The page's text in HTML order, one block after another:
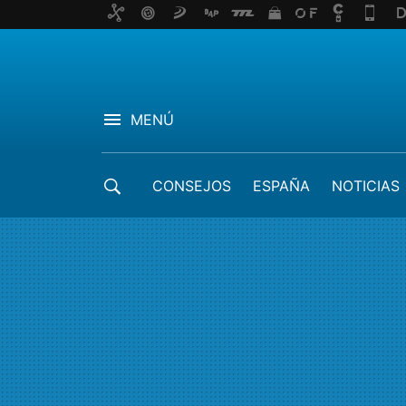
MENÚ
CONSEJOS ESPAÑA NOTICIAS